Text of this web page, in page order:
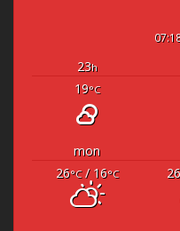
23h
19°C
mon
26°C/ 16°C 26